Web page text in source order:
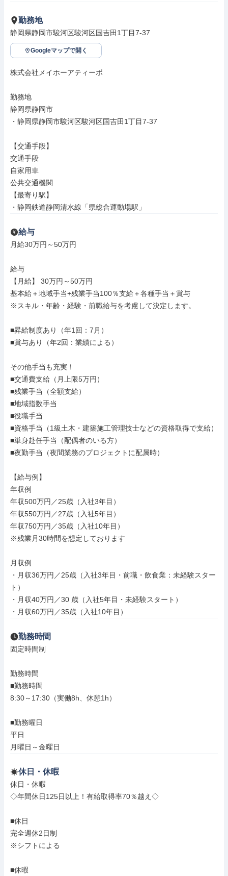
勤務地
静岡県静岡市駿河区駿河区国吉田1丁目7-37
Googleマップで開く
株式会社メイホーアティーボ
勤務地
静岡県静岡市
・静岡県静岡市駿河区駿河区国吉田1丁目7-37
【交通手段】
交通手段
自家用車
公共交通機関
【最寄り駅】
・静岡鉄道静岡清水線「県総合運動場駅」
給与
月給30万円～50万円
給与
【月給】 30万円～50万円
基本給＋地域手当+残業手当100％支給＋各種手当＋賞与
※スキル・年齢・経験・前職給与を考慮して決定します。
■昇給制度あり（年1回：7月）
■賞与あり（年2回：業績による）
その他手当も充実！
■交通費支給（月上限5万円）
■残業手当（全額支給）
■地域指数手当
■役職手当
■資格手当（1級土木・建築施工管理技士などの資格取得で支給）
■単身赴任手当（配偶者のいる方）
■夜勤手当（夜間業務のプロジェクトに配属時）
【給与例】
年収例
年収500万円／25歳（入社3年目）
年収550万円／27歳（入社5年目）
年収750万円／35歳（入社10年目）
※残業月30時間を想定しております
月収例
・月収36万円／25歳（入社3年目・前職・飲食業：未経験スター
ト）
・月収40万円／30 歳（入社5年目・未経験スタート）
・月収60万円／35歳（入社10年目）
勤務時間
固定時間制
勤務時間
■勤務時間
8:30～17:30（実働8h、休憩1h）
■勤務曜日
平日
月曜日～金曜日
休日・休暇
休日・休暇
◇年間休日125日以上！有給取得率70％越え◇
■休日
完全週休2日制
※シフトによる
■休暇